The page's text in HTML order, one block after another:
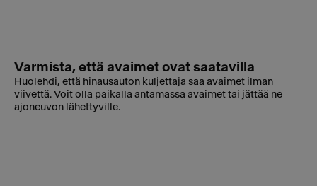
Varmista, että avaimet ovat saatavilla
Huolehdi, että hinausauton kuljettaja saa avaimet ilman
viivettä. Voit olla paikalla antamassa avaimet tai jättää ne
ajoneuvon lähettyville.